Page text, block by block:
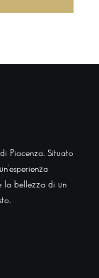
Piacenza. Situato
la bellezza di un